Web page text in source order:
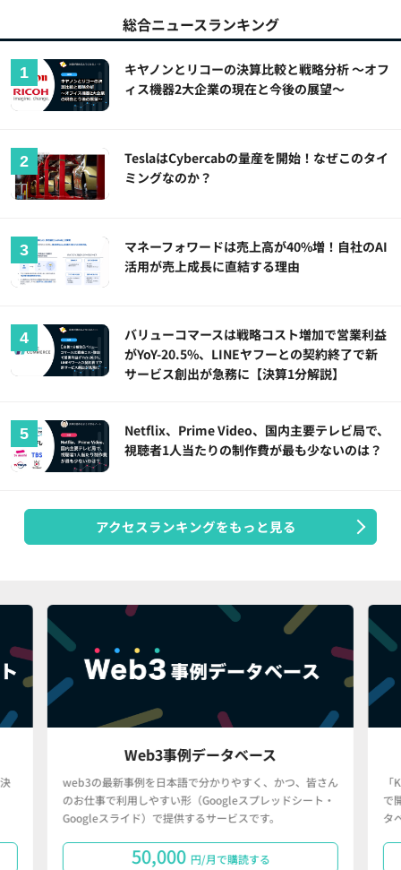
総合ニュースランキング
キヤノンとリコーの決算比較と戦略分析 ～オフ
ィス機器2大企業の現在と今後の展望～
TeslaはCybercabの量産を開始！なぜこのタイ
ミングなのか？
マネーフォワードは売上高が40%増！自社のAI
活用が売上成長に直結する理由
バリューコマースは戦略コスト増加で営業利益
がYoY-20.5%、LINEヤフーとの契約終了で新
サービス創出が急務に【決算1分解説】
Netflix、Prime Video、国内主要テレビ局で、
視聴者1人当たりの制作費が最も少ないのは？
アクセスランキングをもっと見る
Web3事例データベース
web3の最新事例を日本語で分かりやすく、かつ、皆さん
のお仕事で利用しやすい形（Googleスプレッドシート・
Googleスライド）で提供するサービスです。
50,000 円/月で購読する
で
タ